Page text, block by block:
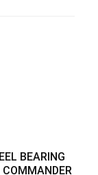
BEARING